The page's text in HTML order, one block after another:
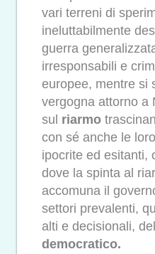
vari terreni di
ineluttabilmente
guerra
irresponsabili e
europee, mentre si
vergogna attorno a
sul riarmo
con sé anche le
ipocrite ed esitanti,
dove la spinta al
accomuna il
settori prevalenti,
alti e decisionali, del
democratico.